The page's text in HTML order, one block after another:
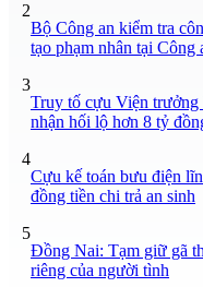
2
Bộ Công an kiểm tra
tạo phạm nhân tại Công
3
Truy tố cựu Viện trưởng
nhận hối lộ hơn 8 tỷ
4
Cựu kế toán bưu điện
đồng tiền chi trả an sinh
5
Đồng Nai: Tạm giữ gã
riêng của người tình